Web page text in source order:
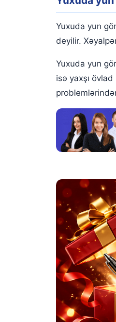
Yuxuda topa
Yuxuda yun
Yuxuda yun
Yuxuda yun
Yuxuda yun
Yuxuda yun
Yuxuda yun
Yuxuda yun
Yuxuda
Yuxuda yun
Yuxuda yun ip
Yuxuda yun
Yuxuda yun
Yuxuda yun
deyilir.
Yuxuda yun
isə yaxşı